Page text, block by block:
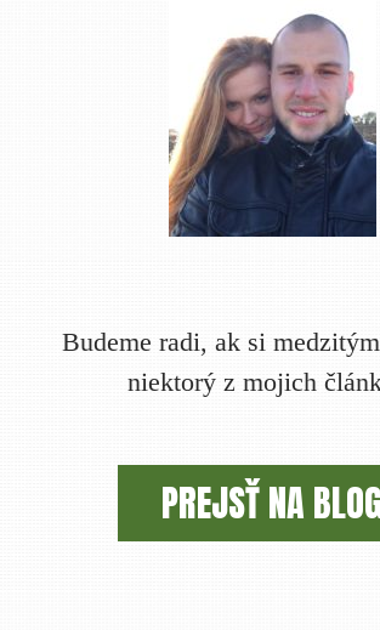
Budeme radi, ak si
niektorý z mojich
PREJSŤ NA BLOG